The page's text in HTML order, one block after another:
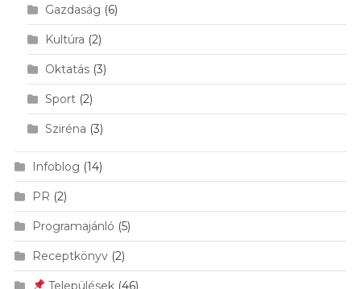
Gazdaság (6)
Kultúra (2)
Oktatás(3)
Sport(2)
Sziréna (3)
Infoblog (14)
PR (2)
Programajánló (5)
Receptkönyv(2)
Települések(46)